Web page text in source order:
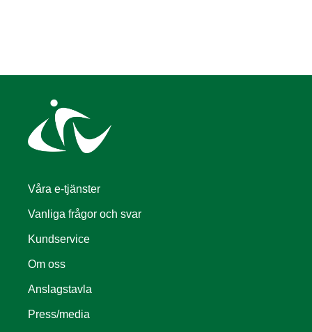
Våra e-tjänster
Vanliga frågor och svar
Kundservice
Om oss
Anslagstavla
Press/media